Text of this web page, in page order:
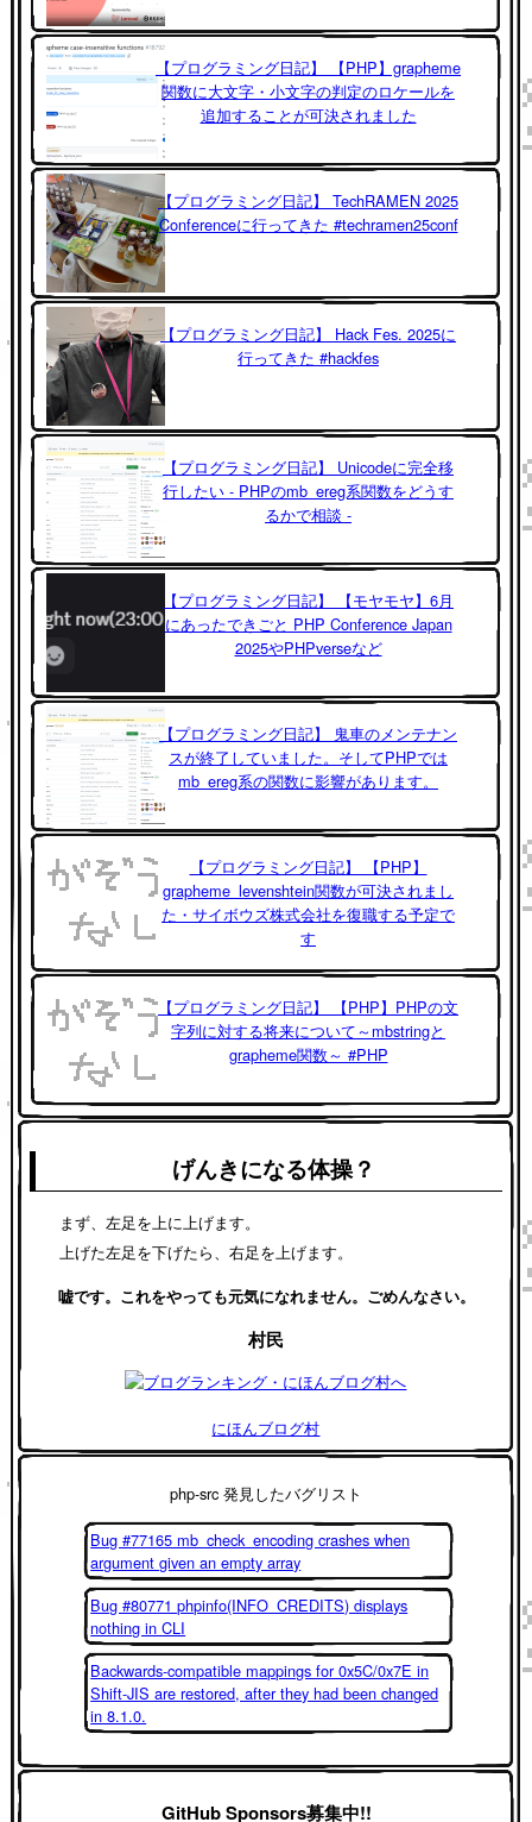
【プログラミング日記】 【PHP】grapheme
関数に大文字・小文字の判定のロケールを
追加することが可決されました
【プログラミング日記】 TechRAMEN 2025
Conferenceに行ってきた #techramen25conf
【プログラミング日記】 Hack Fes. 2025に
行ってきた #hackfes
【プログラミング日記】 Unicodeに完全移
行したい - PHPのmb_ereg系関数をどうす
るかで相談 -
【プログラミング日記】 【モヤモヤ】6月
にあったできごと PHP Conference Japan
2025やPHPverseなど
【プログラミング日記】 鬼車のメンテナン
スが終了していました。そしてPHPでは
mb_ereg系の関数に影響があります。
【プログラミング日記】 【PHP】
grapheme_levenshtein関数が可決されまし
た・サイボウズ株式会社を復職する予定で
す
【プログラミング日記】 【PHP】PHPの文
字列に対する将来について～mbstringと
grapheme関数～ #PHP
げんきになる体操？
まず、左足を上に上げます。
上げた左足を下げたら、右足を上げます。
嘘です。これをやっても元気になれません。ごめんなさい。
村民
にほんブログ村
php-src 発見したバグリスト
Bug #77165 mb_check_encoding crashes when
argument given an empty array
Bug #80771 phpinfo(INFO_CREDITS) displays
nothing in CLI
Backwards-compatible mappings for 0x5C/0x7E in
Shift-JIS are restored, after they had been changed
in 8.1.0.
GitHub Sponsors募集中!!